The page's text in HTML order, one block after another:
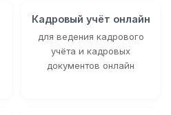
Кадровый учёт онлайн
для ведения кадрового
учёта и кадровых
документов онлайн